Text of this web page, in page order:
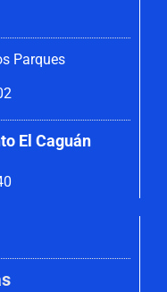
Parques
El Caguán